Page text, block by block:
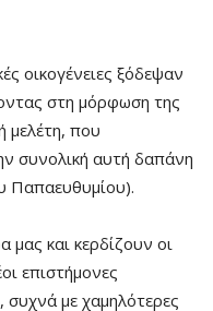
οικογένειες ξόδεψαν
στη μόρφωση της
μελέτη, που
συνολική αυτή δαπάνη
Παπαευθυμίου).
μας και κερδίζουν οι
επιστήμονες
με χαμηλότερες